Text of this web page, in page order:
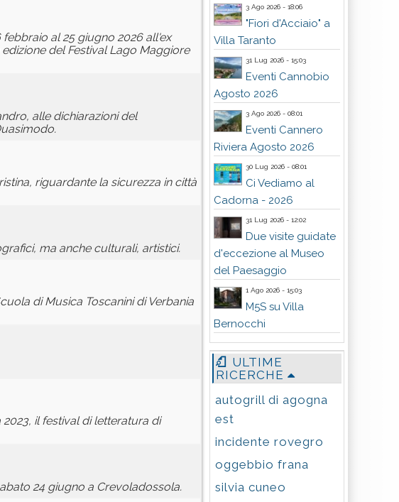
al 25 giugno 2026 all'ex
del Festival Lago Maggiore
alle dichiarazioni del
riguardante la sicurezza in città
ma anche culturali, artistici.
di Musica Toscanini di Verbania
il festival di letteratura di
24 giugno a Crevoladossola.
3 Ago 2026 - 18:06
"Fiori d'Acciaio" a
Villa Taranto
31 Lug 2026 - 15:03
Eventi Cannobio
Agosto 2026
3 Ago 2026 - 08:01
Eventi Cannero
Riviera Agosto 2026
30 Lug 2026 - 08:01
Ci Vediamo al
Cadorna - 2026
31 Lug 2026 - 12:02
Due visite guidate
d'eccezione al Museo
del Paesaggio
1 Ago 2026 - 15:03
M5S su Villa
Bernocchi
ULTIME
RICERCHE
autogrill di agogna
est
incidente rovegro
oggebbio frana
silvia cuneo